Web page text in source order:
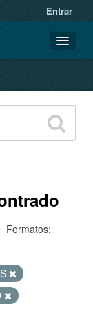
Entrar
Formatos: